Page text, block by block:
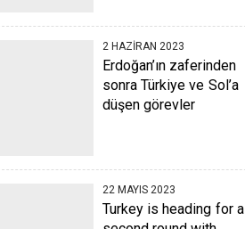
2 HAZIRAN 2023
Erdoğan’ın zaferinden
sonra Türkiye ve Sol’a
düşen görevler
22 MAYIS 2023
Turkey is heading for a